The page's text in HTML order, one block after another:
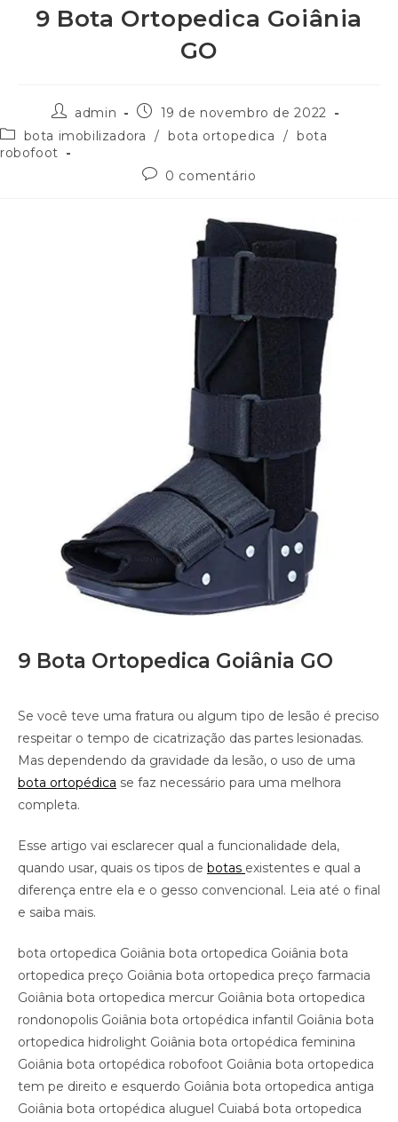
9 Bota Ortopedica Goiânia
GO
admin
19 de novembro de 2022
bota imobilizadora
/ bota ortopedica / bota
robofoot
0 comentário
9 Bota Ortopedica Goiânia GO
Se você teve uma fratura ou algum tipo de lesão é preciso
respeitar o tempo de cicatrização das partes lesionadas.
Mas dependendo da gravidade da lesão, o uso de uma
bota ortopédica se faz necessário para uma melhora
completa.
Esse artigo vai esclarecer qual a funcionalidade dela,
quando usar, quais os tipos de botas existentes e qual a
diferença entre ela e o gesso convencional. Leia até o final
e saiba mais.
bota ortopedica Goiânia bota ortopedica Goiânia bota
ortopedica preço Goiânia bota ortopedica preço farmacia
Goiânia bota ortopedica mercur Goiânia bota ortopedica
rondonopolis Goiânia bota ortopédica infantil Goiânia bota
ortopedica hidrolight Goiânia bota ortopédica feminina
Goiânia bota ortopédica robofoot Goiânia bota ortopedica
tem pe direito e esquerdo Goiânia bota ortopedica antiga
Goiânia bota ortopédica aluguel Cuiabá bota ortopedica